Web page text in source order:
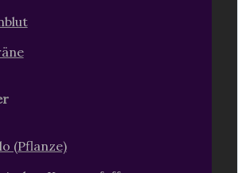
(Pflanze)